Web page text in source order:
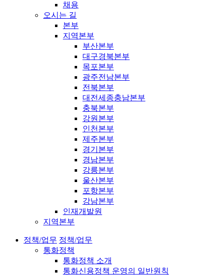
채용
오시는 길
본부
지역본부
부산본부
대구경북본부
목포본부
광주전남본부
전북본부
대전세종충남본부
충북본부
강원본부
인천본부
제주본부
경기본부
경남본부
강릉본부
울산본부
포항본부
강남본부
인재개발원
지역본부
정책/업무 정책/업무
통화정책
통화정책 소개
통화신용정책 운영의 일반원칙